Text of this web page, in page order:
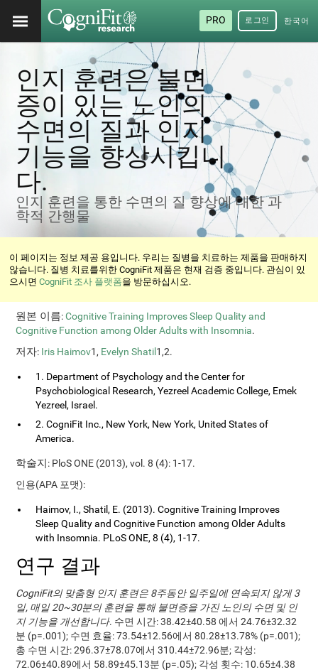
PRO 한국어
/ 韓國
로그인
인지 훈련은 불면
증이 있는 노인의
수면의 질과 인지
기능을 향상시킵니
다.
인지 훈련을 통한 수면의 질 향상에 대한 과
학적 간행물
이 페이지는 정보 제공 용입니다. 우리는 질병을 치료하는 제품을 판매하지
않습니다. 질병 치료를위한 CogniFit 제품은 현재 검증 중입니다. 관심이 있
으시면CogniFit 조사 플랫폼을 방문하십시오.
원본 이름:Cognitive Training Improves Sleep Quality and
Cognitive Function among Older Adults with Insomnia.
저자: Iris Haimov1, Evelyn Shatil 1,2.
1. Department of Psychology and the Center for
Psychobiological Research, Yezreel Academic College, Emek
Yezreel, Israel.
2. CogniFit Inc., New York, New York, United States of
America.
학술지: PloS ONE (2013), vol. 8 (4): 1-17.
인용(APA 포맷):
Haimov, I., Shatil, E. (2013). Cognitive Training Improves
Sleep Quality and Cognitive Function among Older Adults
with Insomnia. PLoS ONE, 8 (4), 1-17.
연구 결과
CogniFit의 맞춤형 인지 훈련은 8주동안 일주일에 연속되지 않게 3
일, 매일 20~30분의 훈련을 통해 불면증을 가진 노인의 수면 및 인
지 기능을 개선합니다. 수면 시간: 38.42±40.58 에서 24.76±32.32
분 (p=.001); 수면 효율: 73.54±12.56에서 80.28±13.78% (p=.001);
총 수면 시간: 296.37±78.07에서 310.44±72.96분; 각성:
72.06±40.89에서 58.89±45.13분 (p=.05); 각성 횟수: 10.65±4.38